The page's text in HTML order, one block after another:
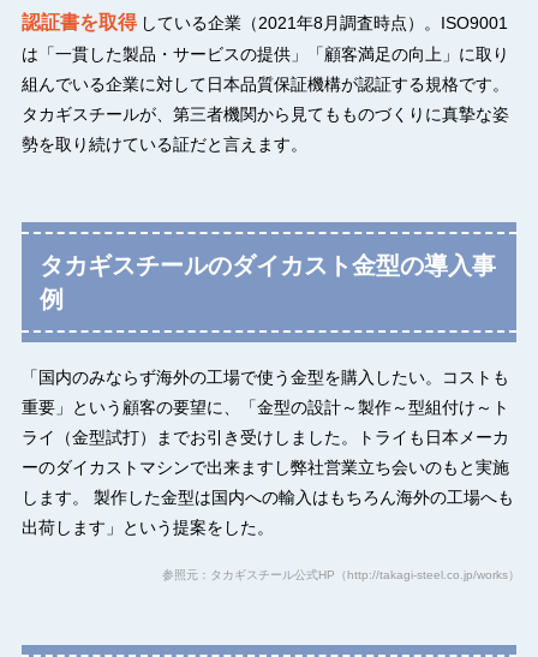
認証書を取得 している企業（2021年8月調査時点）。ISO9001
は「一貫した製品・サービスの提供」「顧客満足の向上」に取り
組んでいる企業に対して日本品質保証機構が認証する規格です。
タカギスチールが、第三者機関から見てもものづくりに真摯な姿
勢を取り続けている証だと言えます。
タカギスチールのダイカスト金型の導入事
例
「国内のみならず海外の工場で使う金型を購入したい。コストも
重要」という顧客の要望に、「金型の設計～製作～型組付け～ト
ライ（金型試打）までお引き受けしました。トライも日本メーカ
ーのダイカストマシンで出来ますし弊社営業立ち会いのもと実施
します。 製作した金型は国内への輸入はもちろん海外の工場へも
出荷します」という提案をした。
参照元：タカギスチール公式HP（http://takagi-steel.co.jp/works）